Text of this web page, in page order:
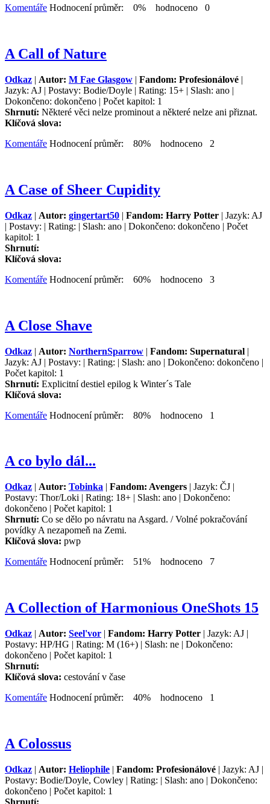
Komentáře Hodnocení průměr: 0% hodnoceno 0
A Call of Nature
Odkaz | Autor: M Fae Glasgow | Fandom: Profesionálové |
Jazyk: AJ | Postavy: Bodie/Doyle | Rating: 15+ | Slash: ano |
Dokončeno: dokončeno | Počet kapitol: 1
Shrnutí: Některé věci nelze prominout a některé nelze ani přiznat.
Klíčová slova:
Komentáře Hodnocení průměr: 80% hodnoceno 2
A Case of Sheer Cupidity
Odkaz | Autor: gingertart50 | Fandom: Harry Potter | Jazyk: AJ
| Postavy: | Rating: | Slash: ano | Dokončeno: dokončeno | Počet
kapitol: 1
Shrnutí:
Klíčová slova:
Komentáře Hodnocení průměr: 60% hodnoceno 3
A Close Shave
Odkaz | Autor: NorthernSparrow | Fandom: Supernatural |
Jazyk: AJ | Postavy: | Rating: | Slash: ano | Dokončeno: dokončeno |
Počet kapitol: 1
Shrnutí: Explicitní destiel epilog k Winter´s Tale
Klíčová slova:
Komentáře Hodnocení průměr: 80% hodnoceno 1
A co bylo dál...
Odkaz | Autor: Tobinka | Fandom: Avengers | Jazyk: ČJ |
Postavy: Thor/Loki | Rating: 18+ | Slash: ano | Dokončeno:
dokončeno | Počet kapitol: 1
Shrnutí: Co se dělo po návratu na Asgard. / Volné pokračování
povídky A nezapomeň na Zemi.
Klíčová slova: pwp
Komentáře Hodnocení průměr: 51% hodnoceno 7
A Collection of Harmonious OneShots 15
Odkaz | Autor: Seel'vor | Fandom: Harry Potter | Jazyk: AJ |
Postavy: HP/HG | Rating: M (16+) | Slash: ne | Dokončeno:
dokončeno | Počet kapitol: 1
Shrnutí:
Klíčová slova: cestování v čase
Komentáře Hodnocení průměr: 40% hodnoceno 1
A Colossus
Odkaz | Autor: Heliophile | Fandom: Profesionálové | Jazyk: AJ |
Postavy: Bodie/Doyle, Cowley | Rating: | Slash: ano | Dokončeno:
dokončeno | Počet kapitol: 1
Shrnutí: